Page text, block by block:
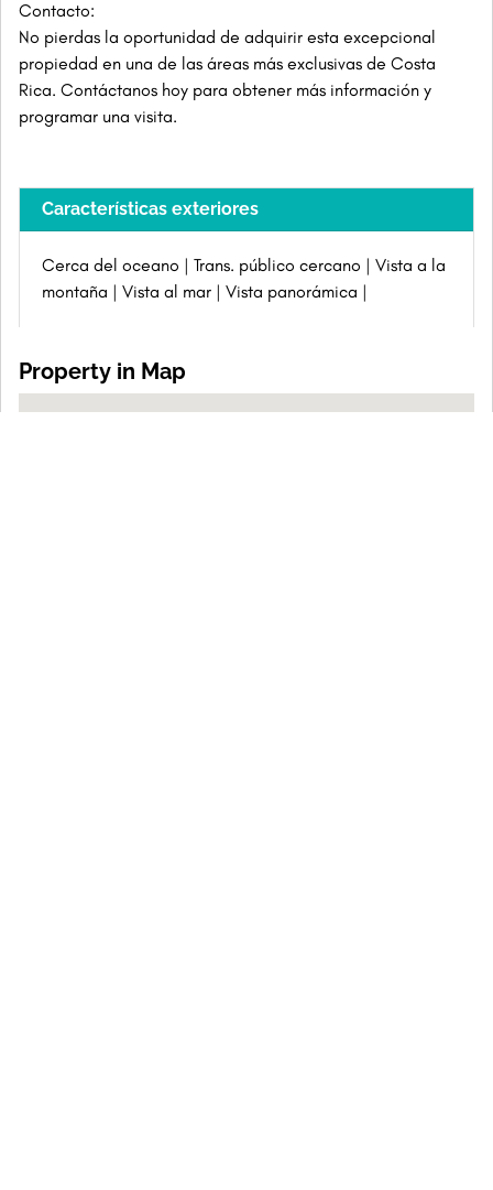
Contacto:
No pierdas la oportunidad de adquirir esta excepcional
propiedad en una de las áreas más exclusivas de Costa
Rica. Contáctanos hoy para obtener más información y
programar una visita.
Características exteriores
Cerca del oceano Trans. público cercano
Vista a la
montaña
Vista al mar Vista panorámica
Property in Map